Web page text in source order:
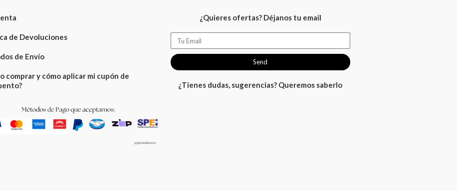
de Devoluciones
de Envío
comprar y cómo aplicar mi cupón de
¿Quieres ofertas? Déjanos tu email
Email
Send
¿Tienes dudas, sugerencias? Queremos saberlo